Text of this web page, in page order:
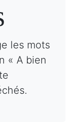
les mots
« A bien